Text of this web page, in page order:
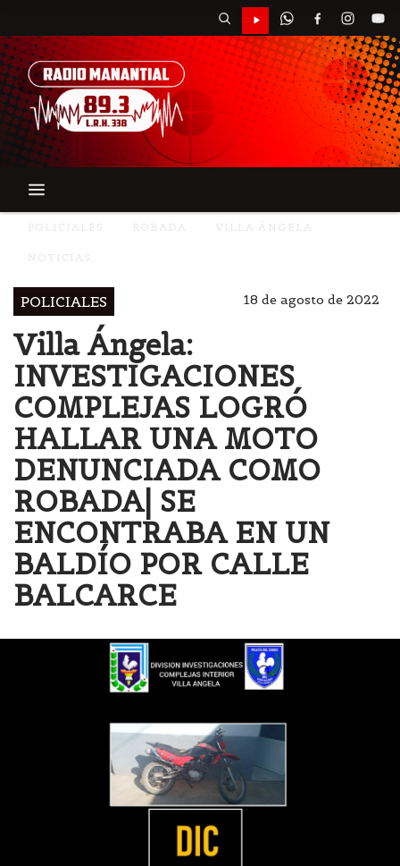
POLICIALES 18 de agosto de 2022
Villa Ángela:
INVESTIGACIONES
COMPLEJAS LOGRÓ
HALLAR UNA MOTO
DENUNCIADA COMO
ROBADA| SE
ENCONTRABA EN UN
BALDÍO POR CALLE
BALCARCE